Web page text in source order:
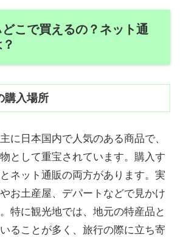
こで買えるの？ネット通
購入場所
に日本国内で人気のある商品で、
として重宝されています。購入す
ネット通販の両方があります。実
お土産屋、デパートなどで見かけ
特に観光地では、地元の特産品と
ることが多く、旅行の際に立ち寄